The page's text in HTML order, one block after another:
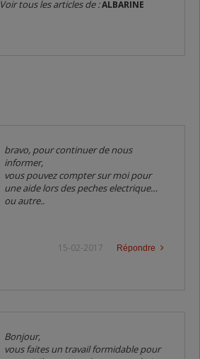
Voir tous les articles de :ALBARINE
bravo, pour continuer de nous
informer,
vous pouvez compter sur moi pour
une aide lors des peches electrique…
ou autre..
Répondre
15-02-2017
Bonjour,
vous faites un travail formidable pour